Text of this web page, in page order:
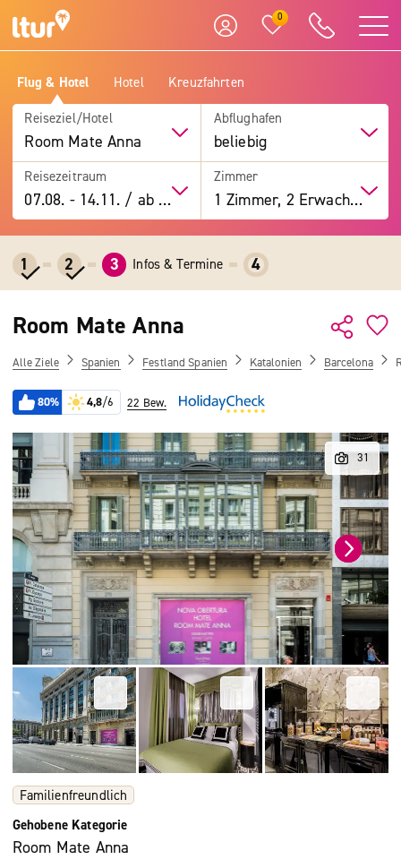
0
Flug & Hotel Hotel Kreuzfahrten
Reiseziel/Hotel
Room Mate Anna
Abflughafen
beliebig
Reisezeitraum
07.08. -14.11. / ab 7 Tage
Zimmer
1 Zimmer, 2 Erwachsene
1 2 3 Infos & Termine 4
Room Mate Anna
Alle Ziele Spanien Festland Spanien Katalonien Barcelona
80% 4,8/6 22 Bew.
Familienfreundlich
Gehobene Kategorie
Room Mate Anna